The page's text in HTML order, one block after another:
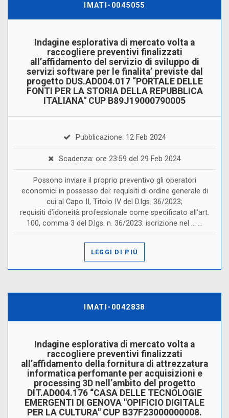
IMATI-0045055
Indagine esplorativa di mercato volta a
raccogliere preventivi finalizzati
all’affidamento del servizio di sviluppo di
servizi software per le finalita’ previste dal
progetto DUS.AD004.017 “PORTALE DELLE
FONTI PER LA STORIA DELLA REPUBBLICA
ITALIANA" CUP B89J19000790005
Pubblicazione: 12 Feb 2024
Scadenza: ore 23:59 del 29 Feb 2024
Possono inviare il proprio preventivo gli operatori
economici in possesso dei: requisiti di ordine generale di
cui al Capo II, Titolo IV del D.lgs. 36/2023;
requisiti d’idoneità professionale come specificato all’art.
100, comma 3 del D.lgs. n. 36/2023: iscrizione nel ... ...
LEGGI DI PIÙ
IMATI-0042838
Indagine esplorativa di mercato volta a
raccogliere preventivi finalizzati
all’affidamento della fornitura di attrezzatura
informatica perfomante per acquisizioni e
processing 3D nell’ambito del progetto
DIT.AD004.176 “CASA DELLE TECNOLOGIE
EMERGENTI DI GENOVA "OPIFICIO DIGITALE
PER LA CULTURA" CUP B37F23000000008.